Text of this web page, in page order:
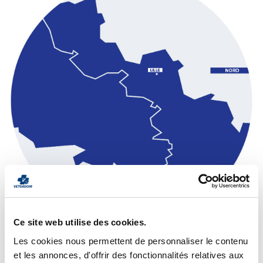
Ce site web utilise des cookies.
Les cookies nous permettent de personnaliser le contenu
et les annonces, d'offrir des fonctionnalités relatives aux
Zone d'action et tarifs